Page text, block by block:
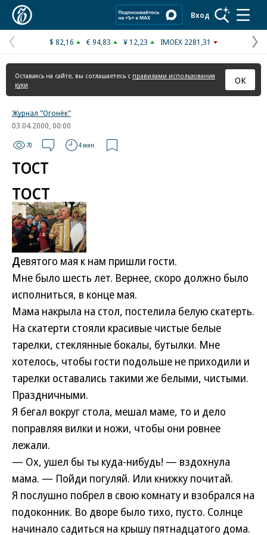
Вход
Предыдущая
страница
$ 82,16 € 94,83 ¥ 12,23 IMOEX 2281,31
Оставаясь на сайте, вы соглашаетесь с правилами использования
куки
ОК
Журнал "Огонёк"
03.04.2000, 00:00
70 4 мин.
ТОСТ
ТОСТ
Девятого мая к нам пришли гости.
Мне было шесть лет. Вернее, скоро должно было
исполниться, в конце мая.
Мама накрыла на стол, постелила белую скатерть.
На скатерти стояли красивые чистые белые
тарелки, стеклянные бокалы, бутылки. Мне
хотелось, чтобы гости подольше не приходили и
тарелки оставались такими же белыми, чистыми.
Праздничными.
Я бегал вокруг стола, мешал маме, то и дело
поправляя вилки и ножи, чтобы они ровнее
лежали.
— Ох, ушел бы ты куда-нибудь! — вздохнула
мама. — Пойди погуляй. Или книжку почитай.
Я послушно побрел в свою комнату и взобрался на
подоконник. Во дворе было тихо, пусто. Солнце
начинало садиться на крышу пятнадцатого дома.